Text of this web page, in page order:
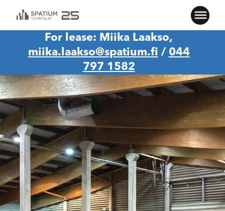
For lease: Miika Laakso,
miika.laakso@spatium.fi / 044
797 1582